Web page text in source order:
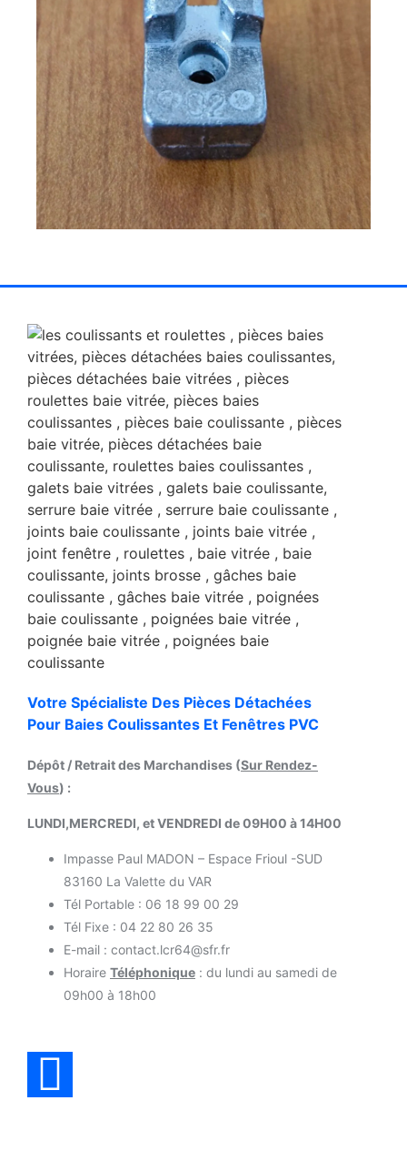
Votre Spécialiste Des Pièces Détachées
Pour Baies Coulissantes Et Fenêtres PVC
Dépôt / Retrait des Marchandises (Sur Rendez-
Vous) :
LUNDI,MERCREDI, et VENDREDI de 09H00 à 14H00
Impasse Paul MADON – Espace Frioul -SUD
83160 La Valette du VAR
Tél Portable : 06 18 99 00 29
Tél Fixe : 04 22 80 26 35
E-mail : contact.lcr64@sfr.fr
Horaire Téléphonique : du lundi au samedi de
09h00 à 18h00